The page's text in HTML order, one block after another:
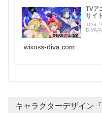
TVア
サイト
TCG
wixoss-diva.com
キャラクターデザイン